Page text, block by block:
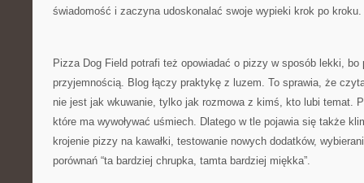
świadomość i zaczyna udoskonalać swoje wypieki krok po kroku.
Pizza Dog Field potrafi też opowiadać o pizzy w sposób lekki,
przyjemnością. Blog łączy praktykę z luzem. To sprawia, że
nie jest jak wkuwanie, tylko jak rozmowa z kimś, kto lubi temat.
które ma wywoływać uśmiech. Dlatego w tle pojawia się także
krojenie pizzy na kawałki, testowanie nowych dodatków,
porównań “ta bardziej chrupka, tamta bardziej miękka”.